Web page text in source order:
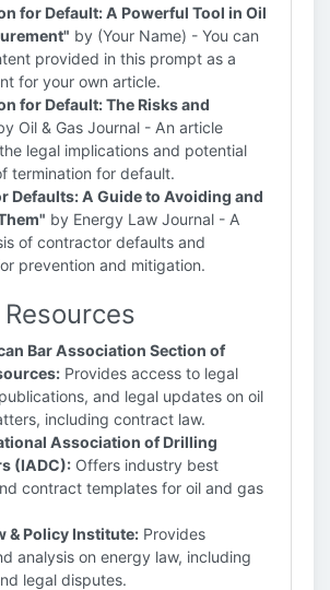
for Default: A Powerful Tool in Oil
by (Your Name) - You can
provided in this prompt as a
for your own article.
for Default: The Risks and
Oil & Gas Journal - An article
legal implications and potential
termination for default.
Defaults: A Guide to Avoiding and
by Energy Law Journal - A
of contractor defaults and
prevention and mitigation.
Bar Association Section of
Provides access to legal
and legal updates on oil
including contract law.
Association of Drilling
(IADC): Offers industry best
contract templates for oil and gas
& Policy Institute: Provides
analysis on energy law, including
legal disputes.